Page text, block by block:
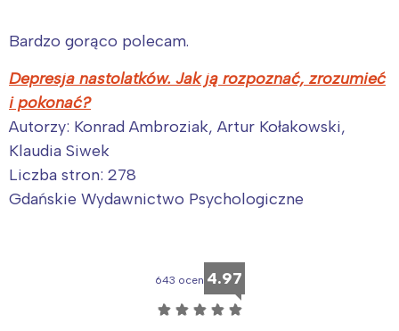
Bardzo gorąco polecam.
Depresja nastolatków. Jak ją rozpoznać, zrozumieć
i pokonać?
Autorzy: Konrad Ambroziak, Artur Kołakowski,
Klaudia Siwek
Liczba stron: 278
Gdańskie Wydawnictwo Psychologiczne
643 ocen 4.97
☆ ☆ ☆ ☆ ☆